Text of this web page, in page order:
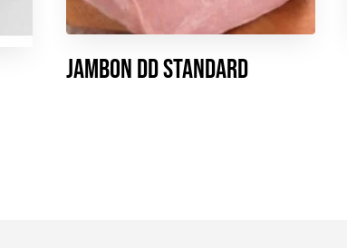
Jambon DD Standard